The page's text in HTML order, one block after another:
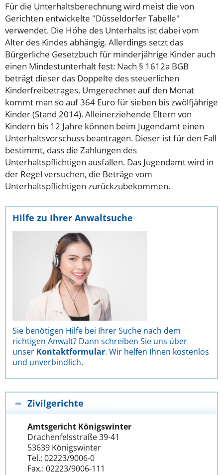
Für die Unterhaltsberechnung wird meist die von
Gerichten entwickelte "Düsseldorfer Tabelle"
verwendet. Die Höhe des Unterhalts ist dabei vom
Alter des Kindes abhängig. Allerdings setzt das
Bürgerliche Gesetzbuch für minderjährige Kinder auch
einen Mindestunterhalt fest: Nach § 1612a BGB
beträgt dieser das Doppelte des steuerlichen
Kinderfreibetrages. Umgerechnet auf den Monat
kommt man so auf 364 Euro für sieben bis zwölfjährige
Kinder (Stand 2014).Alleinerziehende Eltern von
Kindern bis 12 Jahre können beim Jugendamt einen
Unterhaltsvorschuss beantragen. Dieser ist für den Fall
bestimmt, dass die Zahlungen des
Unterhaltspflichtigen ausfallen. Das Jugendamt wird in
der Regel versuchen, die Beträge vom
Unterhaltspflichtigen zurückzubekommen.
Hilfe zu Ihrer Anwaltsuche
Sie benötigen Hilfe bei Ihrer Suche nach dem
richtigen Anwalt? Dann schreiben Sie uns über
unser Kontaktformular. Wir helfen Ihnen kostenlos
und unverbindlich.
Zivilgerichte
Amtsgericht Königswinter
Drachenfelsstraße 39-41
53639 Königswinter
Tel.: 02223/9006-0
Fax.: 02223/9006-111